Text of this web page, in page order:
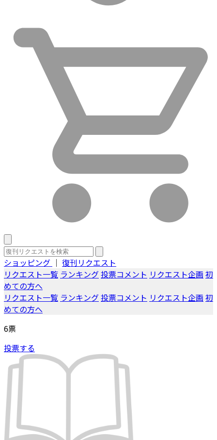
ショッピング ｜ 復刊リクエスト
リクエスト一覧 ランキング投票コメント リクエスト企画 初
めての方へ
リクエスト一覧 ランキング投票コメント リクエスト企画 初
めての方へ
6票
投票する